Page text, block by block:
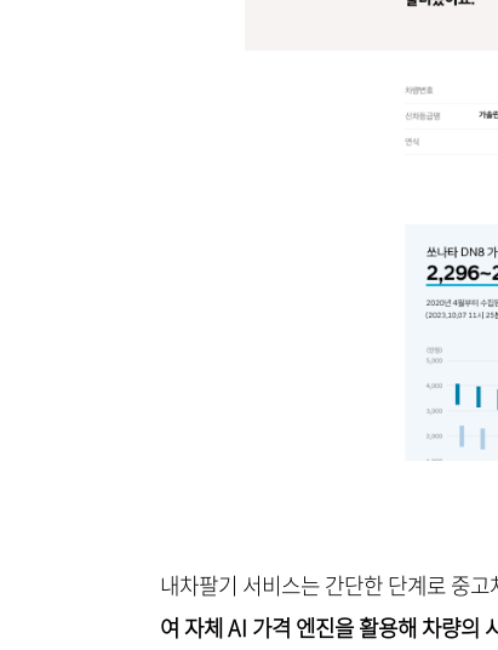
내차팔기 서비스는 간단한 단계로 중
여 자체 AI 가격 엔진을 활용해 차량의